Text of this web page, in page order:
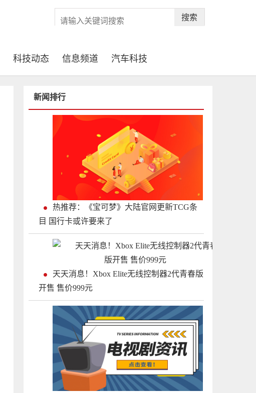
搜索
科技动态 信息频道 汽车科技
新闻排行
热推荐：《宝可梦》大陆官网更新TCG条
目 国行卡或许要来了
天天消息！Xbox Elite无线控制器2代青春版
开售 售价999元